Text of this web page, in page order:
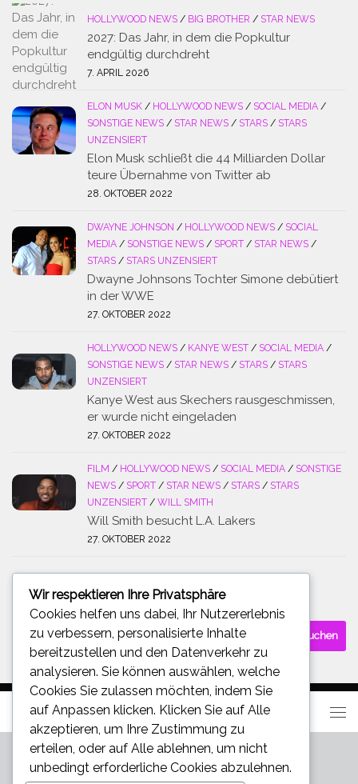
HOLLYWOOD NEWS / BIG BROTHER / STAR NEWS
2027: Das Jahr, in dem die Popkultur
endgültig durchdreht
7. APRIL 2026
ELON MUSK / HOLLYWOOD NEWS / SOCIAL MEDIA /
SONSTIGE NEWS / STAR NEWS / STARS / STARS
UNZENSIERT
Elon Musk schließt die 44 Milliarden Dollar
teure Übernahme von Twitter ab
28. OKTOBER 2022
DWAYNE JOHNSON / HOLLYWOOD NEWS / SOCIAL
MEDIA / SONSTIGE NEWS / SPORT / STAR NEWS /
STARS / STARS UNZENSIERT
Dwayne Johnsons Tochter Simone debütiert
in der WWE
27. OKTOBER 2022
HOLLYWOOD NEWS / KANYE WEST / SOCIAL MEDIA /
SONSTIGE NEWS / STAR NEWS / STARS / STARS
UNZENSIERT
Kanye West aus Skechers rausgeschmissen,
er wurde nicht eingeladen
27. OKTOBER 2022
FILM / HOLLYWOOD NEWS / SOCIAL MEDIA / SONSTIGE
NEWS / SPORT / STAR NEWS / STARS / STARS
UNZENSIERT / WILL SMITH
Will Smith besucht L.A. Lakers
27. OKTOBER 2022
SUCHE
Suchen
nach:
Wir respektieren Ihre Privatsphäre
Cookies helfen uns dabei, Ihr Nutzererlebnis
zu verbessern, personalisierte Inhalte
bereitzustellen und den Datenverkehr zu
analysieren. Sie können auswählen, welche
Cookies Sie zulassen möchten, indem Sie
auf Anpassen klicken. Klicken Sie auf Alle
akzeptieren , um Ihre Zustimmung zu
erteilen, oder auf Alle ablehnen , um nicht
unbedingt erforderliche Cookies abzulehnen.